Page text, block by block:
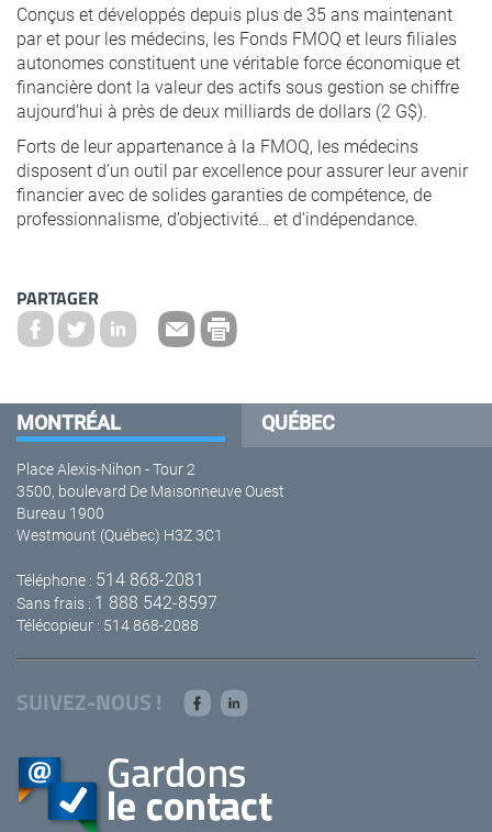
Conçus et développés depuis plus de 35 ans maintenant
par et pour les médecins, les Fonds FMOQ et leurs filiales
autonomes constituent une véritable force économique et
financière dont la valeur des actifs sous gestion se chiffre
aujourd’hui à près de deux milliards de dollars (2 G$).
Forts de leur appartenance à la FMOQ, les médecins
disposent d’un outil par excellence pour assurer leur avenir
financier avec de solides garanties de compétence, de
professionnalisme, d’objectivité… et d’indépendance.
PARTAGER
MONTRÉAL QUÉBEC
Place Alexis-Nihon - Tour 2
3500, boulevard De Maisonneuve Ouest
Bureau 1900
Westmount (Québec) H3Z 3C1
Téléphone : 514 868-2081
Sans frais : 1 888 542-8597
Télécopieur : 514 868-2088
SUIVEZ-NOUS !